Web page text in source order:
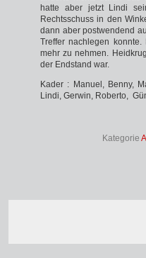
hatte aber jetzt Lindi
Rechtsschuss in den
dann aber postwendend
Treffer nachlegen
mehr zu nehmen.
der Endstand war.
Kader : Manuel, Benny,
Lindi, Gerwin, Roberto,
Kategorie